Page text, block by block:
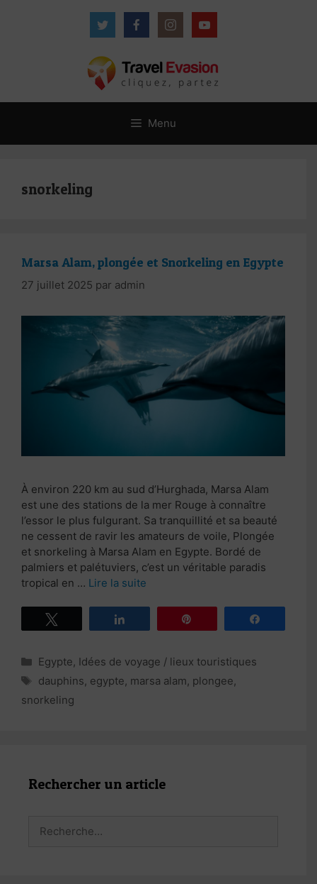
Menu
snorkeling
Marsa Alam, plongée et Snorkeling en Egypte
27 juillet 2025 par admin
À environ 220 km au sud d’Hurghada, Marsa Alam
est une des stations de la mer Rouge à connaître
l’essor le plus fulgurant. Sa tranquillité et sa beauté
ne cessent de ravir les amateurs de voile, Plongée
et snorkeling à Marsa Alam en Egypte. Bordé de
palmiers et palétuviers, c’est un véritable paradis
tropical en … Lire la suite
Catégories
Egypte, Idées de voyage / lieux touristiques
Étiquettes
dauphins, egypte, marsa alam, plongee,
snorkeling
Rechercher un article
Rechercher :